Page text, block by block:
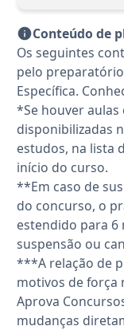
Conteúdo de
Os seguintes
pelo
Específica.
*Se houver
disponibilizadas
estudos, na lista
início do curso.
**Em caso de
do concurso, o
estendido para 6
suspensão ou
***A relação de
motivos de força
Aprova
mudanças